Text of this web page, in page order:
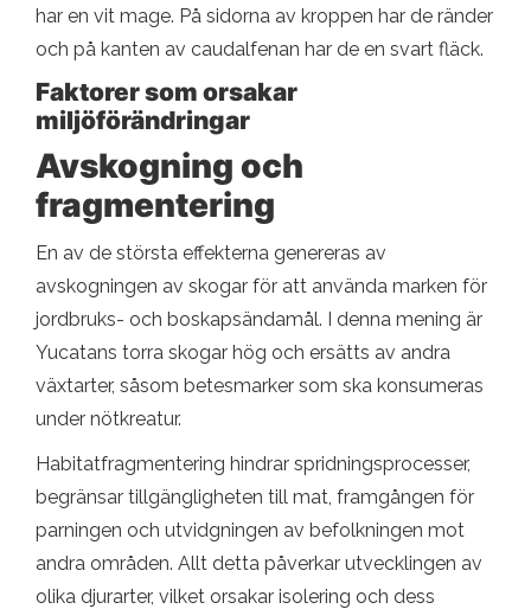
har en vit mage. På sidorna av kroppen har de ränder
och på kanten av caudalfenan har de en svart fläck.
Faktorer som orsakar
miljöförändringar
Avskogning och
fragmentering
En av de största effekterna genereras av
avskogningen av skogar för att använda marken för
jordbruks- och boskapsändamål. I denna mening är
Yucatans torra skogar hög och ersätts av andra
växtarter, såsom betesmarker som ska konsumeras
under nötkreatur.
Habitatfragmentering hindrar spridningsprocesser,
begränsar tillgängligheten till mat, framgången för
parningen och utvidgningen av befolkningen mot
andra områden. Allt detta påverkar utvecklingen av
olika djurarter, vilket orsakar isolering och dess